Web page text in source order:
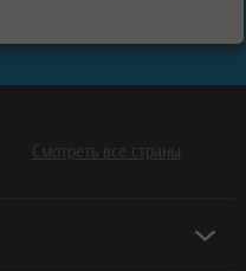
Смотреть все страны